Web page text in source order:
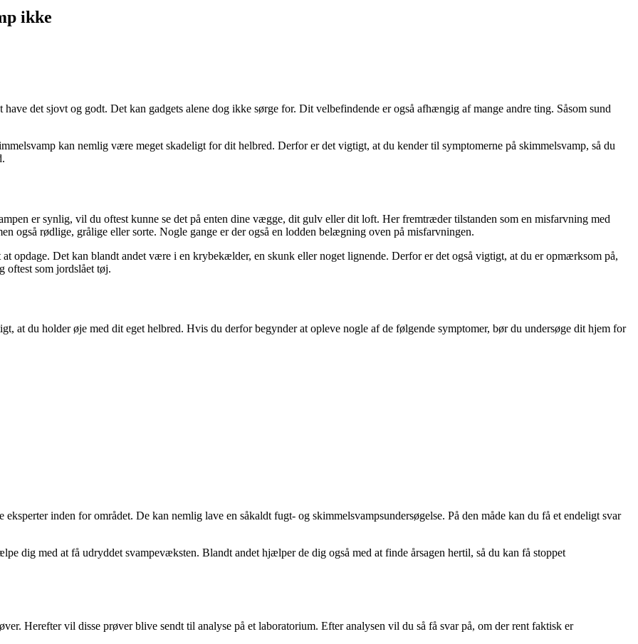
ikke
det sjovt og godt. Det kan gadgets alene dog ikke sørge for. Dit velbefindende er også afhængig af mange andre ting. Såsom sund
kan nemlig være meget skadeligt for dit helbred. Derfor er det vigtigt, at du kender til symptomerne på skimmelsvamp, så du
er synlig, vil du oftest kunne se det på enten dine vægge, dit gulv eller dit loft. Her fremtræder tilstanden som en misfarvning med
også rødlige, grålige eller sorte. Nogle gange er der også en lodden belægning oven på misfarvningen.
opdage. Det kan blandt andet være i en krybekælder, en skunk eller noget lignende. Derfor er det også vigtigt, at du er opmærksom på,
oftest som jordslået tøj.
at du holder øje med dit eget helbred. Hvis du derfor begynder at opleve nogle af de følgende symptomer, bør du undersøge dit hjem for
inden for området. De kan nemlig lave en såkaldt fugt- og skimmelsvampsundersøgelse. På den måde kan du få et endeligt svar
dig med at få udryddet svampevæksten. Blandt andet hjælper de dig også med at finde årsagen hertil, så du kan få stoppet
Herefter vil disse prøver blive sendt til analyse på et laboratorium. Efter analysen vil du så få svar på, om der rent faktisk er